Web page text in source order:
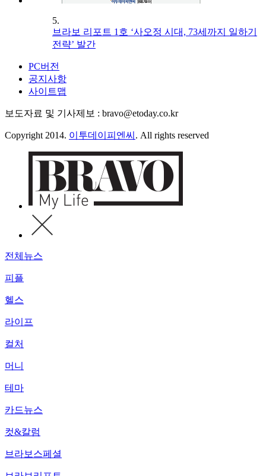
5.
브라보 리포트 1호 ‘사오정 시대, 73세까지 일하기
전략’ 발간
PC버전
공지사항
사이트맵
보도자료 및 기사제보 : bravo@etoday.co.kr
Copyright 2014. 이투데이피엔씨 . All rights reserved
전체뉴스
피플
헬스
라이프
컬처
머니
테마
카드뉴스
컷&칼럼
브라보스페셜